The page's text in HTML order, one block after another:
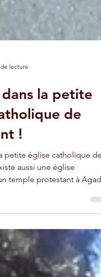
de lecture
la petite
de
!
petite église catholique de
aussi une église
temple protestant à